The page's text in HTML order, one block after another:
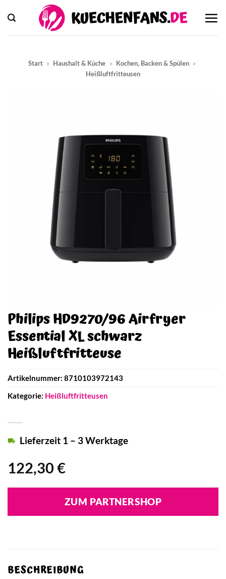
Inhalt
springen
Start » Haushalt & Küche » Kochen, Backen & Spülen »
Heißluftfritteusen
Philips HD9270/96 Airfryer
Essential XL schwarz
Heißluftfritteuse
122,30 €
Lieferzeit 1 – 3 Werktage
ZUM PARTNERSHOP
Artikelnummer: 8710103972143
Kategorie: Heißluftfritteusen
BESCHREIBUNG